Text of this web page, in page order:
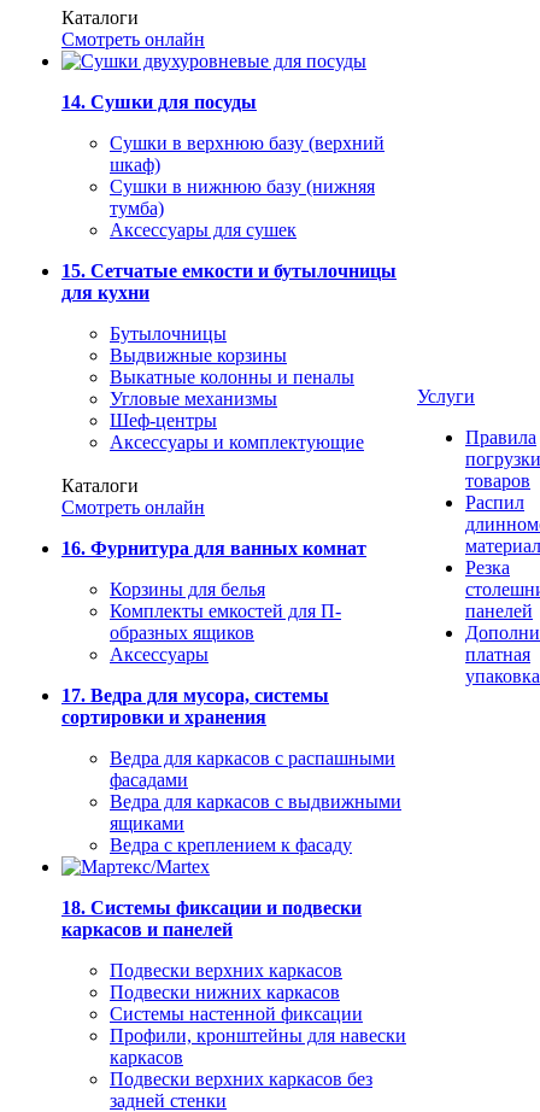
Каталоги
Смотреть онлайн
14. Сушки для посуды
Сушки в верхнюю базу (верхний
шкаф)
Сушки в нижнюю базу (нижняя
тумба)
Аксессуары для сушек
15. Сетчатые емкости и бутылочницы
для кухни
Бутылочницы
Выдвижные корзины
Выкатные колонны и пеналы
Угловые механизмы
Шеф-центры
Аксессуары и комплектующие
Каталоги
Смотреть онлайн
16. Фурнитура для ванных комнат
Корзины для белья
Комплекты емкостей для П-
образных ящиков
Аксессуары
17. Ведра для мусора, системы
сортировки и хранения
Ведра для каркасов с распашными
фасадами
Ведра для каркасов с выдвижными
ящиками
Ведра с креплением к фасаду
18. Системы фиксации и подвески
каркасов и панелей
Подвески верхних каркасов
Подвески нижних каркасов
Системы настенной фиксации
Профили, кронштейны для навески
каркасов
Подвески верхних каркасов без
задней стенки
Услуги
Правила
погрузки
товаров
Распил
Резка
панелей
платная
упаковка